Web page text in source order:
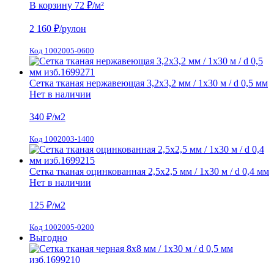
В корзину 72 ₽/м²
2 160 ₽/рулон
Код 1002005-0600
Сетка тканая нержавеющая 3,2х3,2 мм / 1х30 м / d 0,5 мм
Нет в наличии
340 ₽/м2
Код 1002003-1400
Сетка тканая оцинкованная 2,5х2,5 мм / 1х30 м / d 0,4 мм
Нет в наличии
125 ₽/м2
Код 1002005-0200
Выгодно